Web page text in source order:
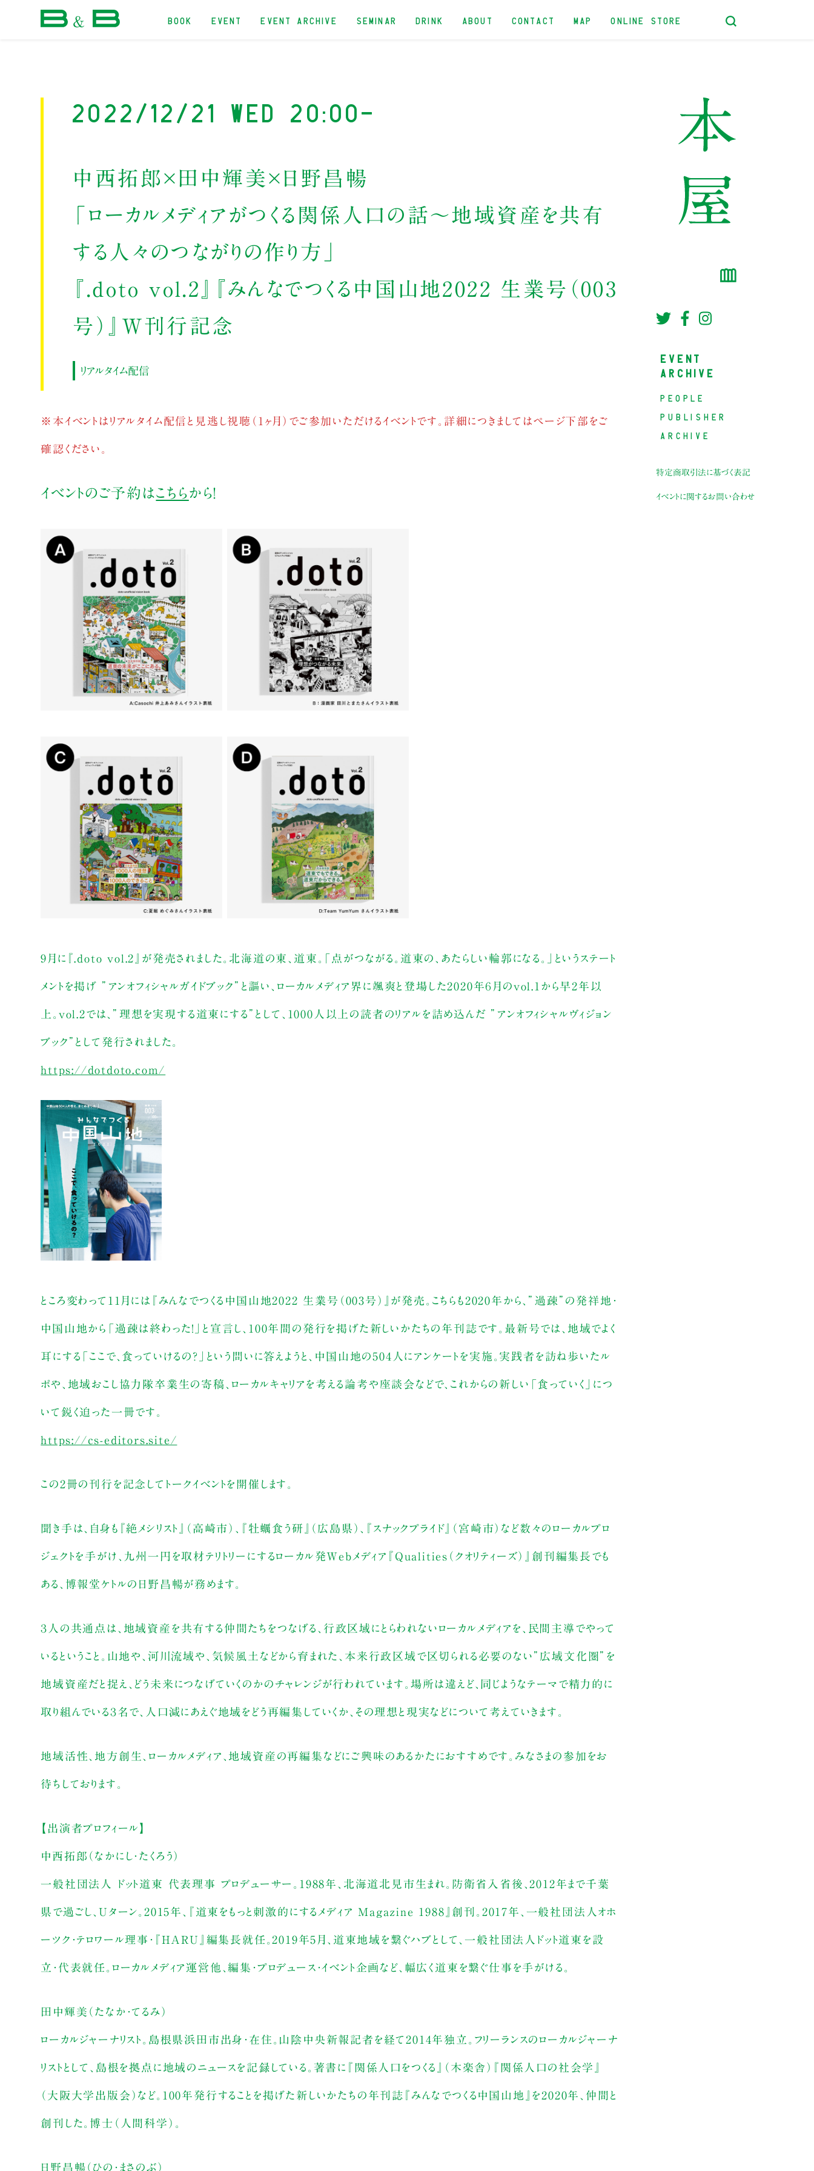
BOOK EVENT EVENT ARCHIVE SEMINAR DRINK ABOUT CONTACT MAP ONLINE STORE
2022/12/21 Wed 20:00-
中西拓郎×田中輝美×日野昌暢
「ローカルメディアがつくる関係人口の話〜地域資産を共有
する人々のつながりの作り方」
『.doto vol.2』『みんなでつくる中国山地2022 生業号（003
号）』W刊行記念
リアルタイム配信
※本イベントはリアルタイム配信と見逃し視聴（1ヶ月）でご参加いただけるイベントです。詳細につきましてはページ下部をご
確認ください。
イベントのご予約はこちらから！
9月に『.doto vol.2』が発売されました。北海道の東、道東。「点がつながる。道東の、あたらしい輪郭になる。」というステート
メントを掲げ ”アンオフィシャルガイドブック”と謳い、ローカルメディア界に颯爽と登場した2020年６月のvol.1から早2年以
上。vol.2では、”理想を実現する道東にする”として、1000人以上の読者のリアルを詰め込んだ ”アンオフィシャルヴィジョン
ブック”として発行されました。
https://dotdoto.com/
ところ変わって11月には『みんなでつくる中国山地2022 生業号（003号）』が発売。こちらも2020年から、”過疎”の発祥地・
中国山地から「過疎は終わった！」と宣言し、100年間の発行を掲げた新しいかたちの年刊誌です。最新号では、地域でよく
耳にする「ここで、食っていけるの？」という問いに答えようと、中国山地の504人にアンケートを実施。実践者を訪ね歩いたル
ポや、地域おこし協力隊卒業生の寄稿、ローカルキャリアを考える論考や座談会などで、これからの新しい「食っていく」につ
いて鋭く迫った一冊です。
https://cs-editors.site/
この2冊の刊行を記念してトークイベントを開催します。
聞き手は、自身も『絶メシリスト』（高崎市）、『牡蠣食う研』（広島県）、『スナックプライド』（宮崎市）など数々のローカルプロ
ジェクトを手がけ、九州一円を取材テリトリーにするローカル発Webメディア『Qualities（クオリティーズ）』創刊編集長でも
ある、博報堂ケトルの日野昌暢が務めます。
３人の共通点は、地域資産を共有する仲間たちをつなげる、行政区域にとらわれないローカルメディアを、民間主導でやって
いるということ。山地や、河川流域や、気候風土などから育まれた、本来行政区域で区切られる必要のない”広域文化圏”を
地域資産だと捉え、どう未来につなげていくのかのチャレンジが行われています。場所は違えど、同じようなテーマで精力的に
取り組んでいる３名で、人口減にあえぐ地域をどう再編集していくか、その理想と現実などについて考えていきます。
地域活性、地方創生、ローカルメディア、地域資産の再編集などにご興味のあるかたにおすすめです。みなさまの参加をお
待ちしております。
【出演者プロフィール】
中西拓郎（なかにし・たくろう）
一般社団法人 ドット道東 代表理事 プロデューサー。1988年、北海道北見市生まれ。防衛省入省後、2012年まで千葉
県で過ごし、Uターン。2015年、『道東をもっと刺激的にするメディア Magazine 1988』創刊。2017年、一般社団法人オホ
ーツク・テロワール理事・『HARU』編集長就任。2019年5月、道東地域を繋ぐハブとして、一般社団法人ドット道東を設
立・代表就任。ローカルメディア運営他、編集・プロデュース・イベント企画など、幅広く道東を繋ぐ仕事を手がける。
田中輝美（たなか・てるみ）
ローカルジャーナリスト。島根県浜田市出身・在住。山陰中央新報記者を経て2014年独立。フリーランスのローカルジャーナ
リストとして、島根を拠点に地域のニュースを記録している。著書に『関係人口をつくる』（木楽舎）『関係人口の社会学』
（大阪大学出版会）など。100年発行することを掲げた新しいかたちの年刊誌『みんなでつくる中国山地』を2020年、仲間と
創刊した。博士（人間科学）。
日野昌暢（ひの・まさのぶ）
EVENT
ARCHIVE
PEOPLE
PUBLISHER
ARCHIVE
特定商取引法に基づく表記
イベントに関するお問い合わせ